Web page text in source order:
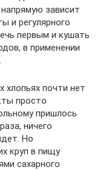
зависит
и регулярного
первым и кушать
в применении
хлопьях почти нет
просто
пришлось
ничего
Но
круп в пищу
сахарного